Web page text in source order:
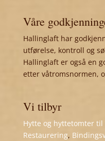
Våre
Hallinglaft har
utførelse, kontroll og
Hallinglaft er også en
etter våtromsnormen,
Vi tilbyr
Hytte og hyttetomter
Restaurering,